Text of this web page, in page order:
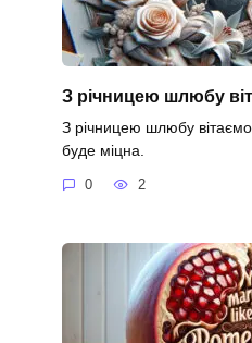
З річницею шлюбу
З річницею шлюбу
буде міцна.
0 2